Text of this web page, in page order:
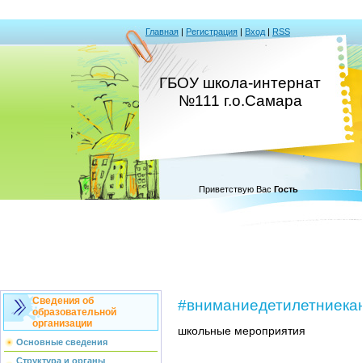
Главная | Регистрация | Вход | RSS
ГБОУ школа-интернат
№111 г.о.Самара
Приветствую Вас Гость
Сведения об
образовательной
организации
Основные сведения
Структура и органы
школьные мероприятия